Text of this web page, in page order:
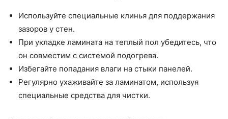
Используйте специальные клинья для поддержания
зазоров у стен.
При укладке ламината на теплый пол убедитесь, что
он совместим с системой подогрева.
Избегайте попадания влаги на стыки панелей.
Регулярно ухаживайте за ламинатом, используя
специальные средства для чистки.